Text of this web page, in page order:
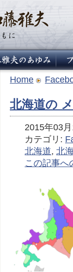
Home
北海道の
2015年03
カテゴリ:
北海道, 北
この記事へ